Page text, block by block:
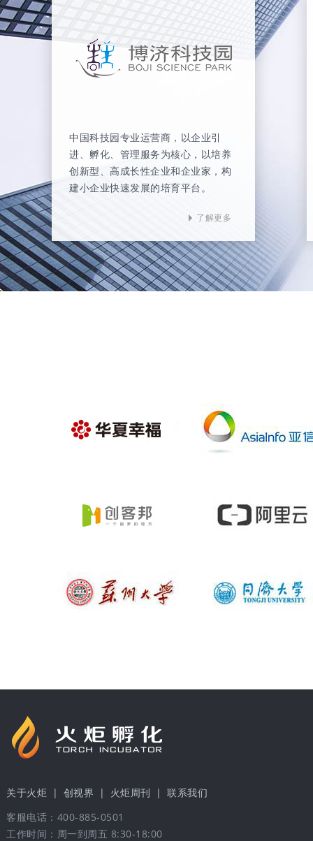
中国科技园专业运营商，以企业引
进、孵化、管理服务为核心，以培养
创新型、高成长性企业和企业家，构
建小企业快速发展的培育平台。
了解更多
关于火炬 | 创视界 | 火炬周刊 | 联系我们
客服电话：400-885-0501
工作时间：周一到周五 8:30-18:00